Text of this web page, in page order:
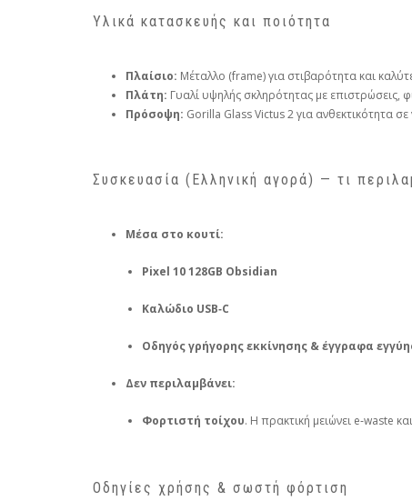
Υλικά κατασκευής και ποιότητα
Πλαίσιο: Μέταλλο (frame) για στιβαρότητα και
Πλάτη: Γυαλί υψηλής σκληρότητας με επιστρώσεις,
Πρόσοψη: Gorilla Glass Victus 2 για ανθεκτικότητα
Συσκευασία (Ελληνική αγορά) — τι
Μέσα στο κουτί:
Pixel 10 128GB Obsidian
Καλώδιο USB‑C
Οδηγός γρήγορης εκκίνησης & έγγραφα
Δεν περιλαμβάνει:
Φορτιστή τοίχου. Η πρακτική μειώνει e‑waste
Οδηγίες χρήσης & σωστή φόρτιση